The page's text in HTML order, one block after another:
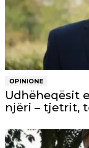
OPINIONE
Udhëheqësit
njëri – tjetrit,